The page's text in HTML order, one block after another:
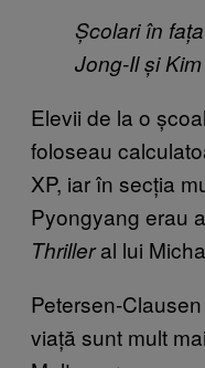
Școlari în
Jong-Il și
Elevii de la o
foloseau
XP, iar în secția
Pyongyang erau
Thrilleral lui
Petersen-
viață sunt mult